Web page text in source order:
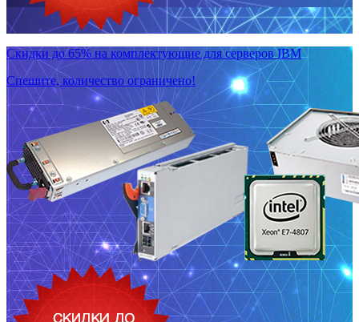
Скидки до 65% на комплектующие для серверов IBM
Спешите, количество ограничено!